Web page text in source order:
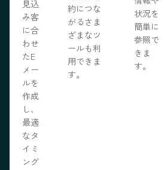
見込
み客
に合
わせ
たE
メー
ルを
作成
し、
最適
なタ
イミ
ング
約につな
がるさま
ざまなツ
ールも利
用できま
す。
状況を
簡単に
参照で
きま
す。